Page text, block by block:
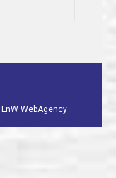
LnW WebAgency